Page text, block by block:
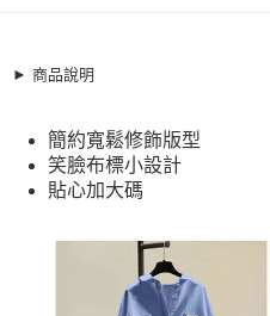
街口支付
全盈+PAY
AFTEE先享後付
【關於「AFTEE先享後付」】
AFTEE先享後付是「在收到商品之後
【XCB20429】
貼心加大碼
銷售重點
簡約寬鬆修飾版型
笑臉布標小設計
► 商品說明
簡約寬鬆修飾版型
笑臉布標小設計
貼心加大碼